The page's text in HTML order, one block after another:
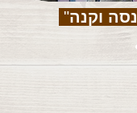
נסה וקנה"